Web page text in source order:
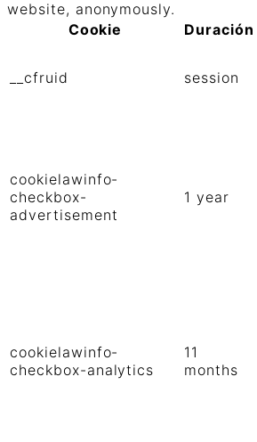
website, anonymously.
Cookie
Duración
__cfruid session
cookielawinfo-
checkbox-
advertisement
1 year
cookielawinfo-
checkbox-analytics
11
months